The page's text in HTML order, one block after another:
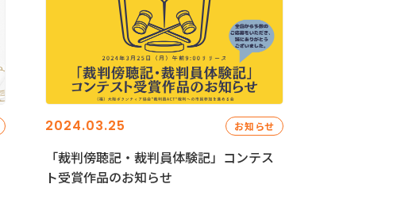
2024.03.25 お知らせ
「裁判傍聴記・裁判員体験記」コンテス
ト受賞作品のお知らせ